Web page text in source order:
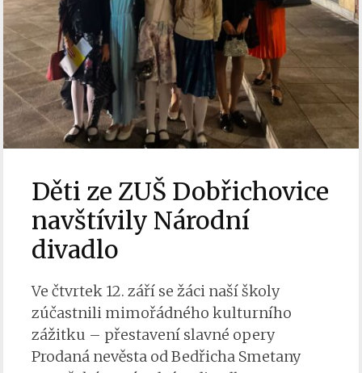
Děti ze ZUŠ Dobřichovice
navštívily Národní
divadlo
Ve čtvrtek 12. září se žáci naší školy
zúčastnili mimořádného kulturního
zážitku – přestavení slavné opery
Prodaná nevěsta od Bedřicha Smetany